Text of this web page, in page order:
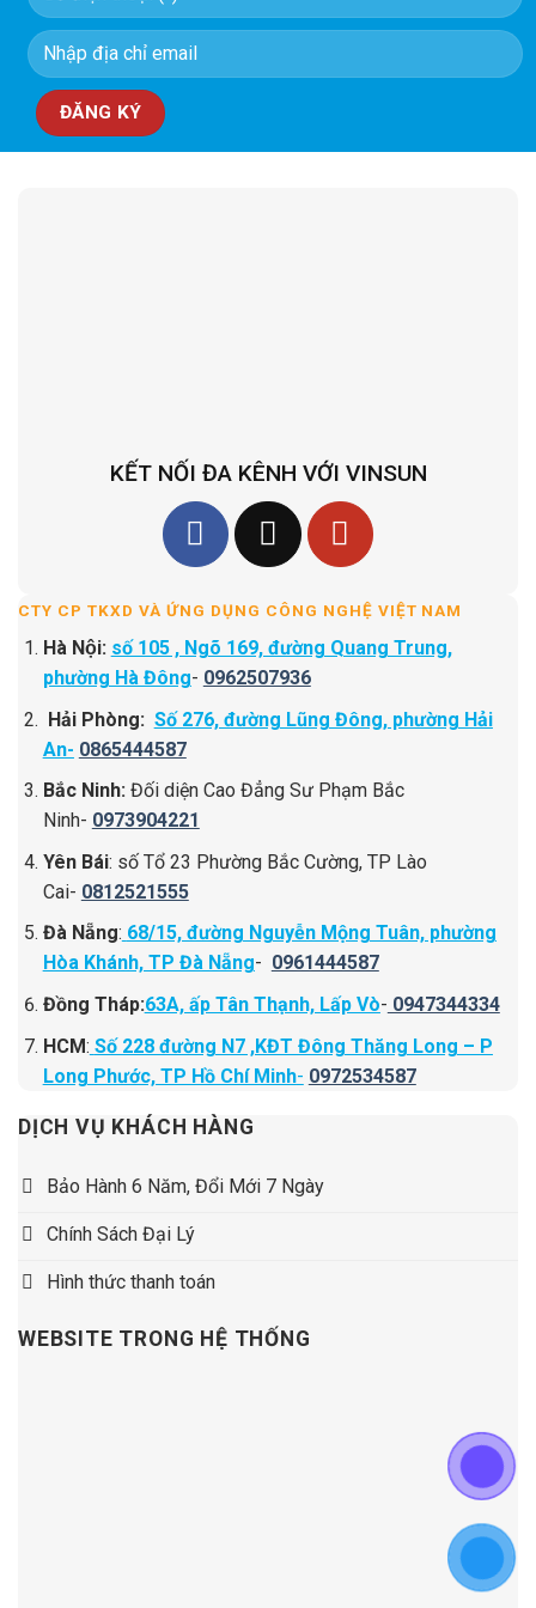
KẾT NỐI ĐA KÊNH VỚI VINSUN
CTY CP TKXD VÀ ỨNG DỤNG CÔNG NGHỆ VIỆT NAM
Hà Nội: số 105 , Ngõ 169, đường Quang Trung,
phường Hà Đông- 0962507936
Hải Phòng: Số 276, đường Lũng Đông, phường Hải
An- 0865444587
Bắc Ninh: Đối diện Cao Đẳng Sư Phạm Bắc
Ninh- 0973904221
Yên Bái: số Tổ 23 Phường Bắc Cường, TP Lào
Cai- 0812521555
Đà Nẵng: 68/15, đường Nguyễn Mộng Tuân, phường
Hòa Khánh, TP Đà Nẵng- 0961444587
Đồng Tháp:63A, ấp Tân Thạnh, Lấp Vò- 0947344334
HCM: Số 228 đường N7 ,KĐT Đông Thăng Long – P
Long Phước, TP Hồ Chí Minh- 0972534587
DỊCH VỤ KHÁCH HÀNG
Bảo Hành 6 Năm, Đổi Mới 7 Ngày
Chính Sách Đại Lý
Hình thức thanh toán
WEBSITE TRONG HỆ THỐNG